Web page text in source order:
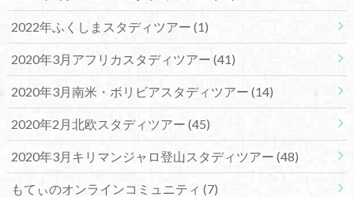
2022年ふくしまスタディツアー (1)
2020年3月アフリカスタディツアー (41)
2020年3月南米・ボリビアスタディツアー (14)
2020年2月北欧スタディツアー (45)
2020年3月キリマンジャロ登山スタディツアー (48)
もてぃのオンラインコミュニティ (7)